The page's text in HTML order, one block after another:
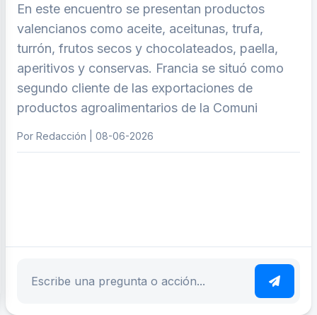
En este encuentro se presentan productos
valencianos como aceite, aceitunas, trufa,
turrón, frutos secos y chocolateados, paella,
aperitivos y conservas. Francia se situó como
segundo cliente de las exportaciones de
productos agroalimentarios de la Comuni
Por Redacción | 08-06-2026
Escribe tu pregunta